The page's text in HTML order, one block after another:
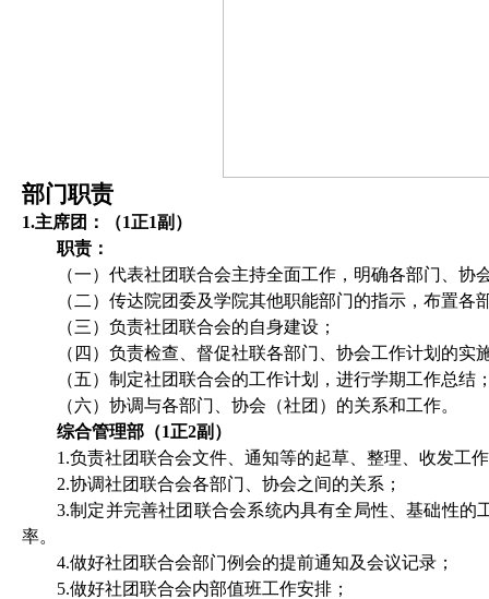
部门职责
1.主席团：（1正1副）
职责：
（一）代表社团联合会主持全面工作，明确各部门、协
（二）传达院团委及学院其他职能部门的指示，布置
（三）负责社团联合会的自身建设；
（四）负责检查、督促社联各部门、协会工作计划的实
（五）制定社团联合会的工作计划，进行学期工作总结
（六）协调与各部门、协会（社团）的关系和工作。
综合管理部（1正2副）
1.负责社团联合会文件、通知等的起草、整理、收发工
2.协调社团联合会各部门、协会之间的关系；
3.制定并完善社团联合会系统内具有全局性、基础性
率。
4.做好社团联合会部门例会的提前通知及会议记录；
5.做好社团联合会内部值班工作安排；